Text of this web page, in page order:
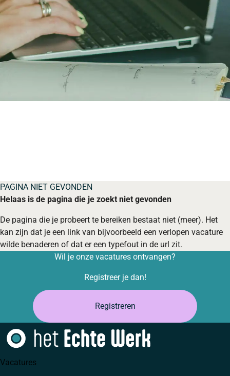
PAGINA NIET GEVONDEN
Helaas is de pagina die je zoekt niet gevonden
De pagina die je probeert te bereiken bestaat niet (meer). Het
kan zijn dat je een link van bijvoorbeeld een verlopen vacature
wilde benaderen of dat er een typefout in de url zit.
Wil je onze vacatures ontvangen?
Registreer je dan!
Registreren
Vacatures